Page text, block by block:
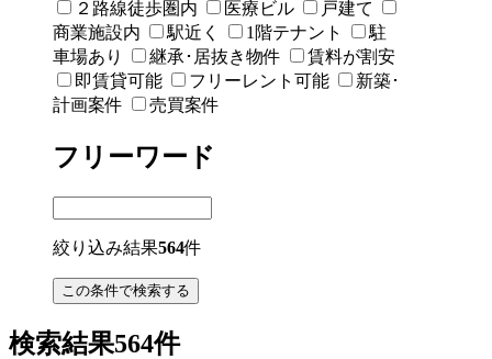
２路線徒歩圏内 医療ビル
戸建て
商業施設内
駅近く 1階テナント
駐
車場あり
継承･居抜き物件
賃料が割安
即賃貸可能
フリーレント可能
新築･
計画案件
売買案件
フリーワード
絞り込み結果564件
検索結果564件